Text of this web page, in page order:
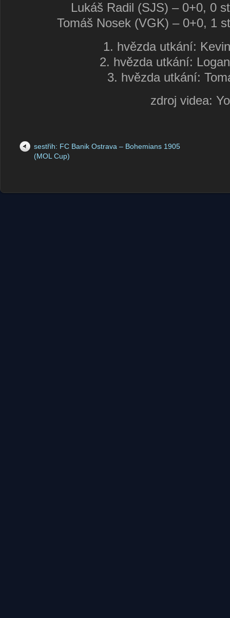
Lukáš Radil (SJS) – 0+0, 0
Tomáš Nosek (VGK) – 0+0, 1
1. hvězda utkání:
2. hvězda utkání:
3. hvězda utkání:
zdroj videa:
sestřih: FC Banik Ostrava – Bohemians 1905
(MOL Cup)